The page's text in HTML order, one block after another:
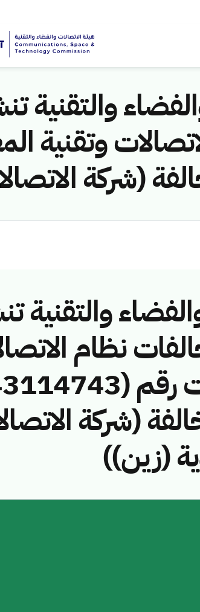
والتقنية
والتقنية
نظام
لمخالفة (شركة
(زين))